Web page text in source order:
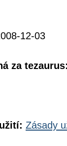
12-03
za
Zásady